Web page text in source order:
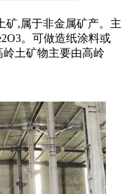
矿,属于非金属矿产。主
。可做造纸涂料或
土矿物主要由高岭